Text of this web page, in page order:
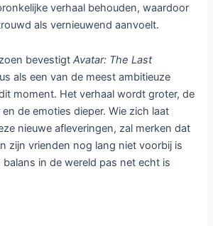
verhaal behouden, waardoor
als vernieuwend aanvoelt.
bevestigtAvatar: The Last
als een van de meest ambitieuze
moment. Het verhaal wordt groter, de
de emoties dieper. Wie zich laat
nieuwe afleveringen, zal merken dat
zijn vrienden nog lang niet voorbij is
in de wereld pas net echt is